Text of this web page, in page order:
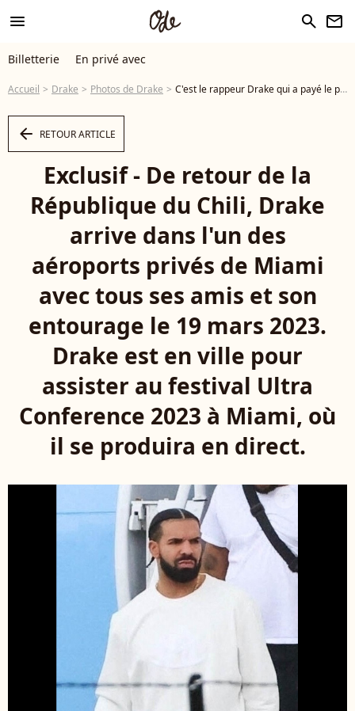
menu search newsletter
Billetterie En privé avec
Accueil Drake Photos de Drake C'est le rappeur Drake qui a payé le prix fort pour acheter ce fameux bijou Exclusif - De retour de la République du Chili, Drake arrive dans l'un des aéroports privés de Miami avec tous ses amis et son entourage le 19 mars 2023. Drake est en ville pour assister au festival Ultra Conference 2023 à Miami, où il se produira en direct. - Photo
arrow_left RETOUR ARTICLE
Exclusif - De retour de la
République du Chili, Drake
arrive dans l'un des
aéroports privés de Miami
avec tous ses amis et son
entourage le 19 mars 2023.
Drake est en ville pour
assister au festival Ultra
Conference 2023 à Miami, où
il se produira en direct.